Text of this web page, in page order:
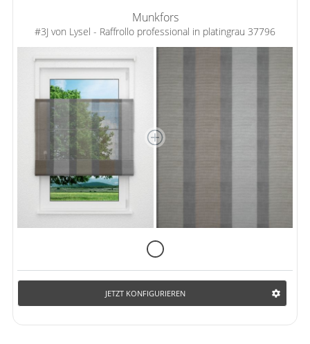
Munkfors
#3J von Lysel - Raffrollo professional in platingrau 37796
JETZT KONFIGURIEREN